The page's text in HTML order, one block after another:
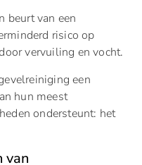
beurt van een
risico op
vervuiling en vocht.
een
hun meest
ondersteunt: het
van